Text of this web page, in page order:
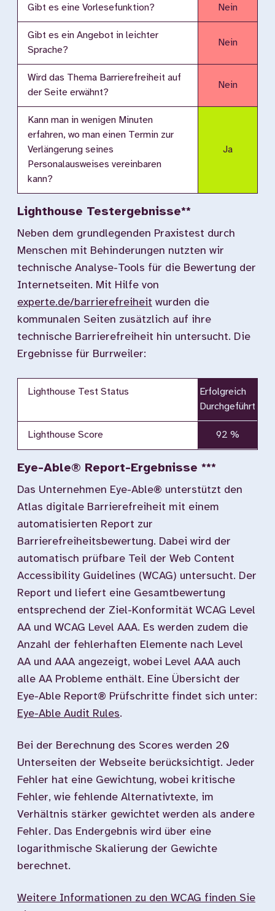
Gibt es eine Vorlesefunktion? Nein
Gibt es ein Angebot in leichter
Sprache?
Nein
Wird das Thema Barrierefreiheit auf
der Seite erwähnt?
Nein
Kann man in wenigen Minuten
erfahren, wo man einen Termin zur
Verlängerung seines
Personalausweises vereinbaren
kann?
Ja
Lighthouse Testergebnisse**
Neben dem grundlegenden Praxistest durch
Menschen mit Behinderungen nutzten wir
technische Analyse-Tools für die Bewertung der
Internetseiten. Mit Hilfe von
experte.de/barrierefreiheit wurden die
kommunalen Seiten zusätzlich auf ihre
technische Barrierefreiheit hin untersucht. Die
Ergebnisse für Burrweiler:
Lighthouse Test Status
Erfolgreich
Durchgeführt
Lighthouse Score 92 %
Eye-Able® Report-Ergebnisse ***
Das Unternehmen Eye-Able® unterstützt den
Atlas digitale Barrierefreiheit mit einem
automatisierten Report zur
Barrierefreiheitsbewertung. Dabei wird der
automatisch prüfbare Teil der Web Content
Accessibility Guidelines (WCAG) untersucht. Der
Report und liefert eine Gesamtbewertung
entsprechend der Ziel-Konformität WCAG Level
AA und WCAG Level AAA. Es werden zudem die
Anzahl der fehlerhaften Elemente nach Level
AA und AAA angezeigt, wobei Level AAA auch
alle AA Probleme enthält. Eine Übersicht der
Eye-Able Report® Prüfschritte findet sich unter:
Eye-Able Audit Rules.
Bei der Berechnung des Scores werden 20
Unterseiten der Webseite berücksichtigt. Jeder
Fehler hat eine Gewichtung, wobei kritische
Fehler, wie fehlende Alternativtexte, im
Verhältnis stärker gewichtet werden als andere
Fehler. Das Endergebnis wird über eine
logarithmische Skalierung der Gewichte
berechnet.
Weitere Informationen zu den WCAG finden Sie